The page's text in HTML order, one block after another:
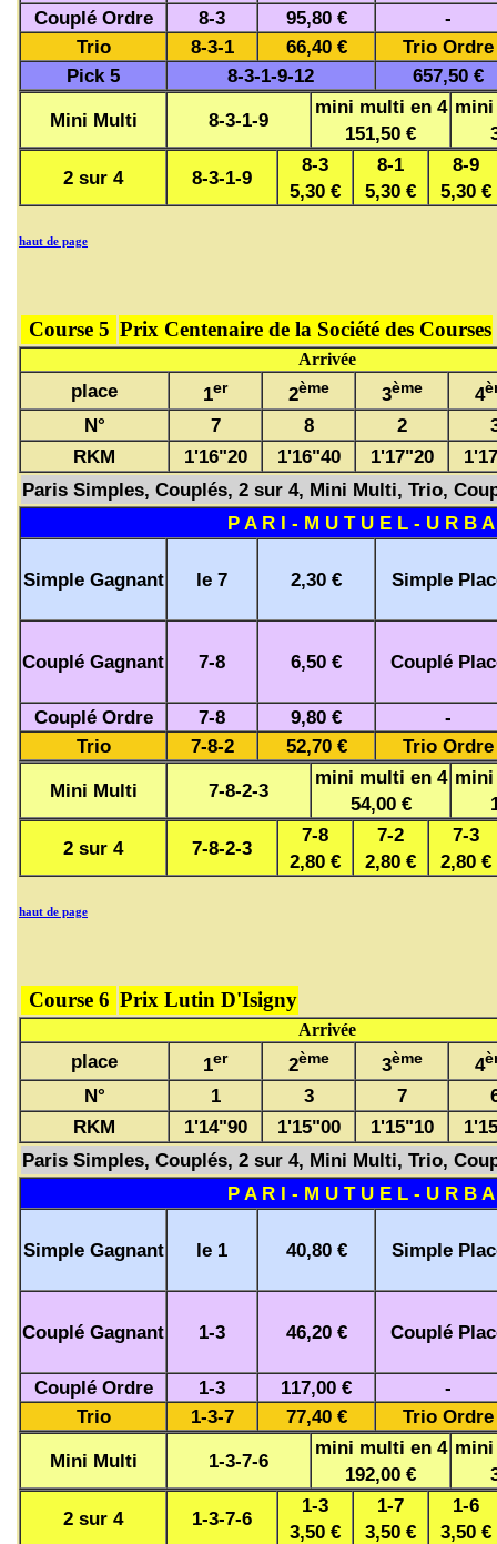
Couplé Ordre 8-3 95,80 €
-
Trio
8-3-1 66,40 €
Trio Ordre
Pick 5
8-3-1-9-12
657,50 €
Mini Multi
8-3-1-9
mini multi en 4
151,50 €
2 sur 4
8-3-1-9
8-3
5,30 €
8-1
5,30 €
8-9
5,30 €
haut de page
Course 5 Prix Centenaire de la Société des Courses
Arrivée
place 1er 2ème 3ème 4
N° 7 8 2
RKM
1'16"20 1'16"40 1'17"20
Paris Simples, Couplés, 2 sur 4, Mini Multi, Trio,
P A R I - M U T U E L - U R B
Simple Gagnant le 7 2,30 € Simple
Couplé Gagnant 7-8 6,50 € Couplé
Couplé Ordre 7-8 9,80 €
-
Trio
7-8-2 52,70 €
Trio Ordre
Mini Multi
7-8-2-3
mini multi en 4
54,00 €
2 sur 4
7-8-2-3
7-8
2,80 €
7-2
2,80 €
7-3
2,80 €
haut de page
Course 6 Prix Lutin D'Isigny
Arrivée
place 1er 2ème 3ème 4
N° 1 3 7
RKM
1'14"90 1'15"00 1'15"10
Paris Simples, Couplés, 2 sur 4, Mini Multi, Trio,
P A R I - M U T U E L - U R B
Simple Gagnant le 1 40,80 € Simple
Couplé Gagnant 1-3 46,20 € Couplé
Couplé Ordre 1-3 117,00 €
-
Trio
1-3-7 77,40 €
Trio Ordre
Mini Multi
1-3-7-6
mini multi en 4
192,00 €
2 sur 4
1-3-7-6
1-3
3,50 €
1-7
3,50 €
1-6
3,50 €